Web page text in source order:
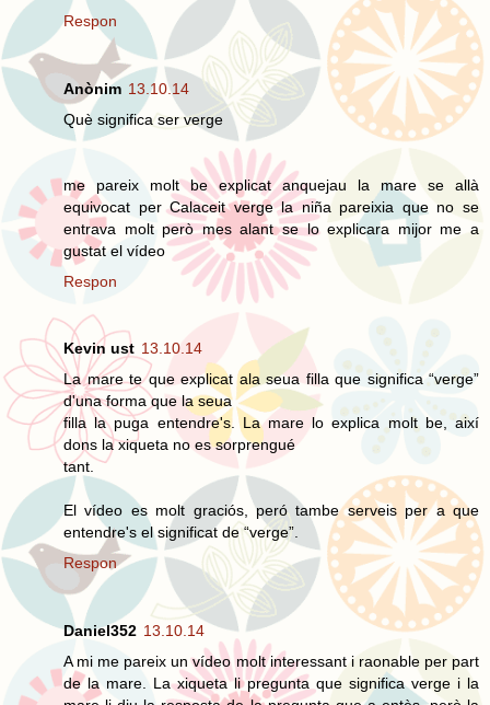
Respon
Anònim 13.10.14
Què significa ser verge
me pareix molt be explicat anquejau la mare se allà
equivocat per Calaceit verge la niña pareixia que no se
entrava molt però mes alant se lo explicara mijor me a
gustat el vídeo
Respon
Kevin ust 13.10.14
La mare te que explicat ala seua filla que significa “verge”
d'una forma que la seua
filla la puga entendre's. La mare lo explica molt be, així
dons la xiqueta no es sorprengué
tant.
El vídeo es molt graciós, peró tambe serveis per a que
entendre's el significat de “verge”.
Respon
Daniel352 13.10.14
A mi me pareix un vídeo molt interessant i raonable per part
de la mare. La xiqueta li pregunta que significa verge i la